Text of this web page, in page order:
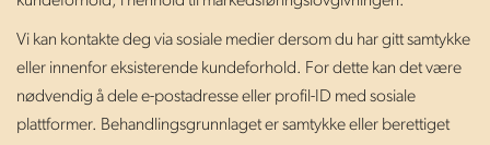
Vi kan kontakte deg via sosiale medier dersom du har gitt samtykke
eller innenfor eksisterende kundeforhold. For dette kan det være
nødvendig å dele e-postadresse eller profil-ID med sosiale
plattformer. Behandlingsgrunnlaget er samtykke eller berettiget